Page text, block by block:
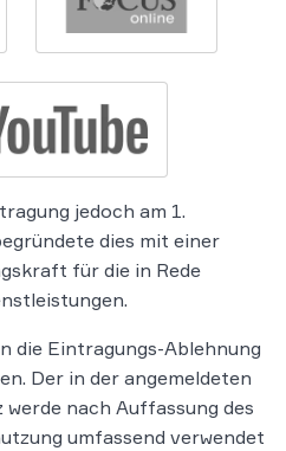
jedoch am 1.
dies mit einer
für die in Rede
die Eintragungs-Ablehnung
Der in der angemeldeten
nach Auffassung des
umfassend verwendet